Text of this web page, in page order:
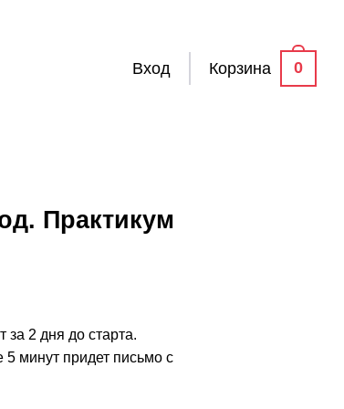
Вход Корзина 0
Практикум
за 2 дня до старта.
минут придет письмо с